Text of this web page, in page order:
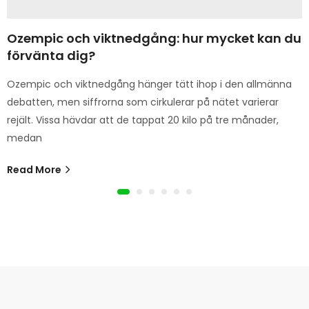
Ozempic och viktnedgång: hur mycket kan du
förvänta dig?
Ozempic och viktnedgång hänger tätt ihop i den allmänna
debatten, men siffrorna som cirkulerar på nätet varierar
rejält. Vissa hävdar att de tappat 20 kilo på tre månader,
medan
Read More